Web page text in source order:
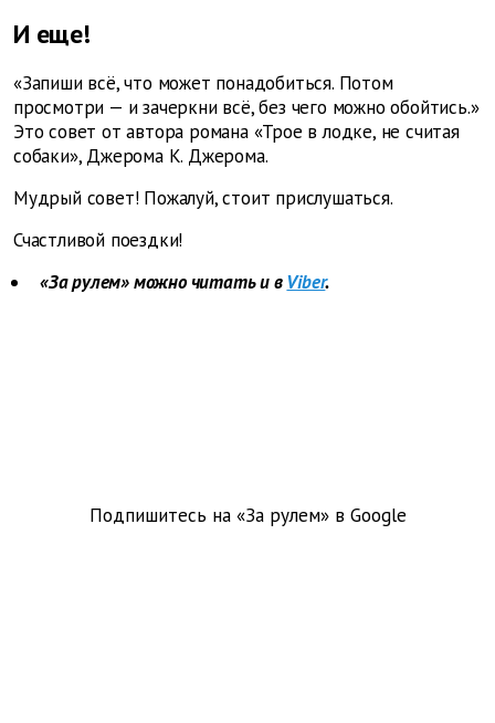
И еще!
«Запиши всё, что может понадобиться. Потом
просмотри — и зачеркни всё, без чего можно обойтись.»
Это совет от автора романа «Трое в лодке, не считая
собаки», Джерома К. Джерома.
Мудрый совет! Пожалуй, стоит прислушаться.
Счастливой поездки!
«За рулем» можно читать и вViber.
Подпишитесь на «За рулем» в Google